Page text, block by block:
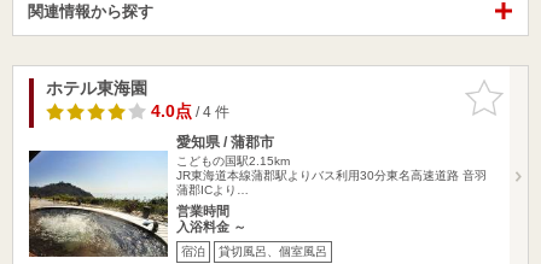
関連情報から探す
お気に入
りに追加
ホテル東海園
4.0点/ 4 件
愛知県 / 蒲郡市
こどもの国駅2.15km
JR東海道本線蒲郡駅よりバス利用30分東名高速道路 音羽
蒲郡ICより…
営業時間
入浴料金 ～
宿泊 貸切風呂、個室風呂